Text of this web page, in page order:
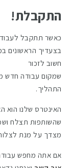
התקבלת!
כאשר תתקבל
בצעדיך הראשונים
חשוב לזכור
שמקום עבודה חדש
התהליך.
האינטרס שלנו הוא
שהשותפות תצלח
מצדך על מנת
אם אתה מחפש